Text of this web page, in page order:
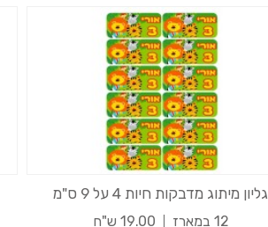
גליון מיתוג מדבקות חיות 4 על 9 ס"מ
12 במארז 19.00 ש"ח